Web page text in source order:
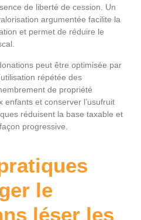
de liberté de cession. Un
argumentée facilite la
et permet de réduire le
peut être optimisée par
répétée des
de propriété
et conserver l’usufruit
réduisent la base taxable et
progressive.
le
léser les